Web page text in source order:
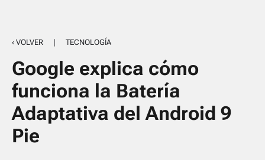
‹ VOLVER | TECNOLOGÍA
Google explica cómo
funciona la Batería
Adaptativa del Android 9
Pie